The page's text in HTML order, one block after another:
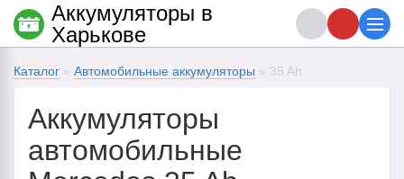
Каталог » Автомобильные аккумуляторы » 35 Ah
Аккумуляторы
автомобильные
Аккумуляторы в
Харькове